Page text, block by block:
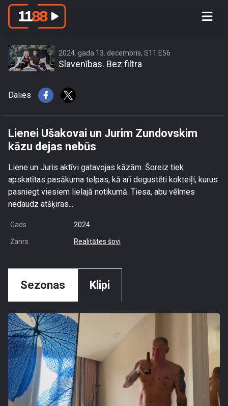
Lienei Ušakovai un Jurim Zundovskim
2024. gada 13. decembris, S11 E56
Slavenības. Bez filtra
Dalies
Lienei Ušakovai un Jurim Zundovskim
kāzu dejas nebūs
Liene un Juris aktīvi gatavojas kāzām. Šoreiz tiek
apskatītas pasākuma telpas, kā arī degustēti kokteiļi, kurus
pasniegt viesiem lielajā notikumā. Tiesa, abu vēlmes
nedaudz atšķiras...
Gads 2024
Žanrs Realitātes šovi
Sezonas Klipi